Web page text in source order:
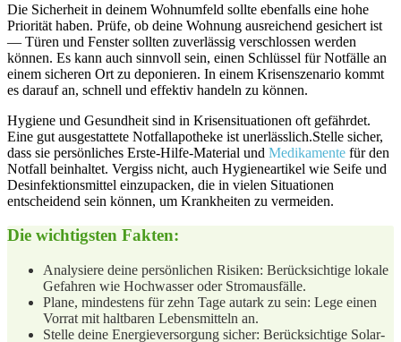
Die ⁣Sicherheit⁢ in deinem ‌Wohnumfeld‍ sollte ebenfalls eine hohe
Priorität‌ haben. ⁣Prüfe, ob deine Wohnung ausreichend gesichert ​ist
— Türen und Fenster ‌sollten zuverlässig verschlossen werden
können. Es kann auch ​sinnvoll sein, einen Schlüssel für ⁣Notfälle an
einem sicheren Ort zu ​deponieren. In einem Krisenszenario kommt
es darauf an,⁢ schnell und ⁣effektiv ⁤handeln zu können.
Hygiene und Gesundheit sind in ‍Krisensituationen oft​ gefährdet.
Eine gut ausgestattete ‌Notfallapotheke ⁣ist unerlässlich.Stelle sicher,
dass sie​ persönliches Erste-Hilfe-Material und Medikamente für den
Notfall beinhaltet. Vergiss nicht, ⁢auch Hygieneartikel wie Seife und
Desinfektionsmittel einzupacken, die in vielen Situationen
entscheidend⁤ sein können, um Krankheiten⁤ zu vermeiden.
Die wichtigsten ‌Fakten:
Analysiere deine persönlichen Risiken:⁤ Berücksichtige lokale
Gefahren wie Hochwasser oder Stromausfälle.
Plane, mindestens für zehn​ Tage autark zu⁤ sein: Lege ‌einen
Vorrat ⁣mit haltbaren Lebensmitteln an.
Stelle deine⁢ Energieversorgung sicher: Berücksichtige Solar-